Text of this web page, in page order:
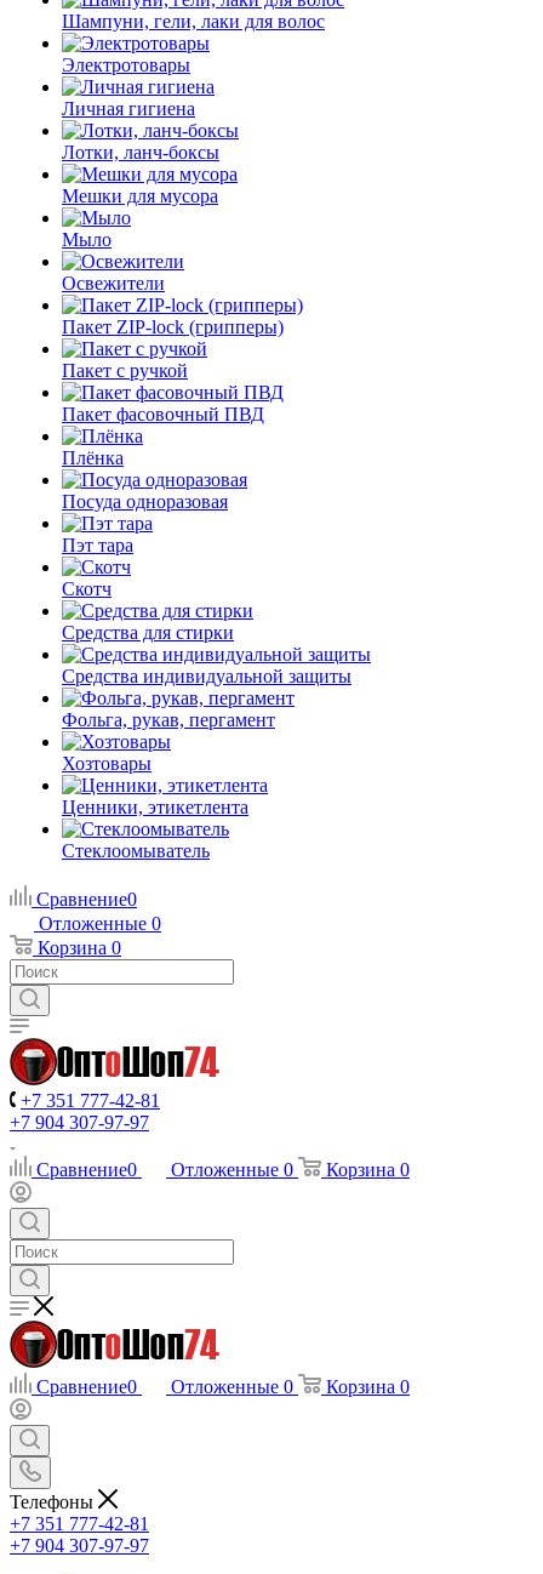
Шампуни, гели, лаки для волос
Электротовары
Личная гигиена
Лотки, ланч-боксы
Мешки для мусора
Мыло
Освежители
Пакет ZIP-lock (грипперы)
Пакет с ручкой
Пакет фасовочный ПВД
Плёнка
Посуда одноразовая
Пэт тара
Скотч
Средства для стирки
Средства индивидуальной защиты
Фольга, рукав, пергамент
Хозтовары
Ценники, этикетлента
Стеклоомыватель
Сравнение0
Отложенные 0
Корзина 0
+7 351 777-42-81
+7 904 307-97-97
Сравнение0 Отложенные 0 Корзина 0
Сравнение0 Отложенные 0 Корзина 0
Телефоны
+7 351 777-42-81
+7 904 307-97-97